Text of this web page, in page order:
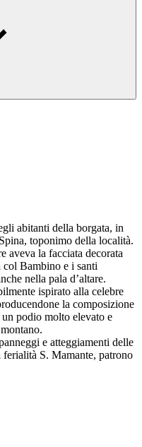
abitanti della borgata, in
toponimo della località.
aveva la facciata decorata
Bambino e i santi
nella pala d’altare.
ispirato alla celebre
la composizione
podio molto elevato e
e atteggiamenti delle
S. Mamante, patrono